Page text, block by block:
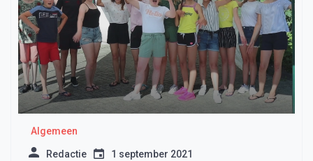
Algemeen
Redactie 1 september 2021